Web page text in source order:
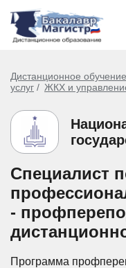
Дистанционное обучение
услуг
ЖКХ и
Специалист
-
Программа